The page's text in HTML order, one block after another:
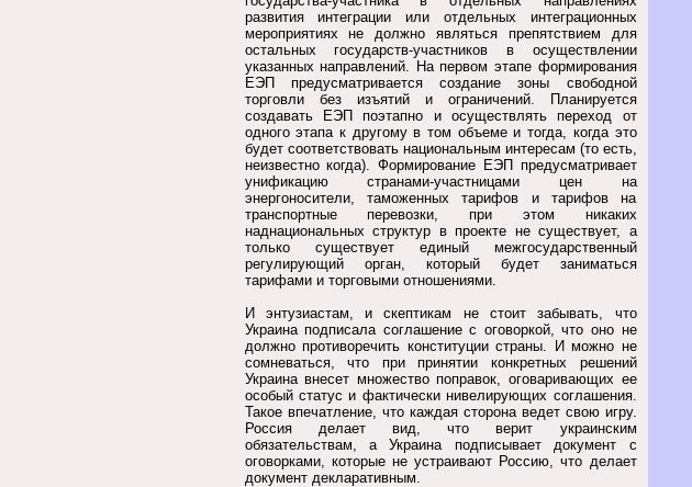
развития интеграции или отдельных интеграционных
мероприятиях не должно являться препятствием для
остальных государств-участников в осуществлении
указанных направлений. На первом этапе формирования
ЕЭП предусматривается создание зоны свободной
торговли без изъятий и ограничений. Планируется
создавать ЕЭП поэтапно и осуществлять переход от
одного этапа к другому в том объеме и тогда, когда это
будет соответствовать национальным интересам (то есть,
неизвестно когда). Формирование ЕЭП предусматривает
унификацию странами-участницами цен на
энергоносители, таможенных тарифов и тарифов на
транспортные перевозки, при этом никаких
наднациональных структур в проекте не существует, а
только существует единый межгосударственный
регулирующий орган, который будет заниматься
тарифами и торговыми отношениями.
И энтузиастам, и скептикам не стоит забывать, что
Украина подписала соглашение с оговоркой, что оно не
должно противоречить конституции страны. И можно не
сомневаться, что при принятии конкретных решений
Украина внесет множество поправок, оговаривающих ее
особый статус и фактически нивелирующих соглашения.
Такое впечатление, что каждая сторона ведет свою игру.
Россия делает вид, что верит украинским
обязательствам, а Украина подписывает документ с
оговорками, которые не устраивают Россию, что делает
документ декларативным.